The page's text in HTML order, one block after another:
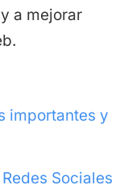
a mejorar
importantes y
Sociales